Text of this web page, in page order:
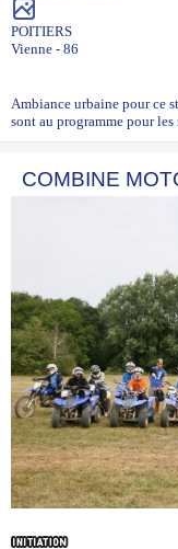
POITIERS
Vienne - 86
Ambiance urbaine pour ce
sont au programme pour
COMBINE